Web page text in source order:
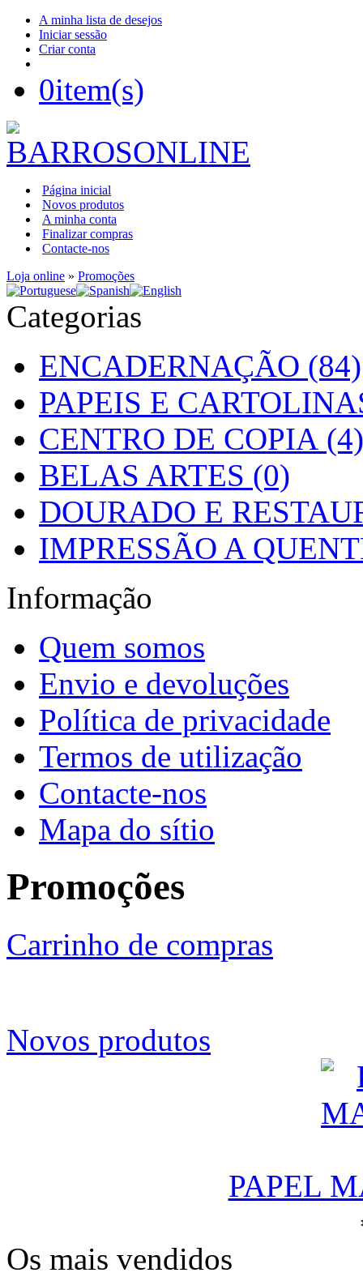
A minha lista de desejos
Iniciar sessão
Criar conta
0item(s)
Página inicial
Novos produtos
A minha conta
Finalizar compras
Contacte-nos
Loja online » Promoções
Categorias
ENCADERNAÇÃO (84)
PAPEIS E
CENTRO DE COPIA (4)
BELAS ARTES (0)
DOURADO E
IMPRESSÃO A
Informação
Quem somos
Envio e devoluções
Política de privacidade
Termos de utilização
Contacte-nos
Mapa do sítio
Promoções
Carrinho de compras
Novos produtos
PAPEL
Os mais vendidos